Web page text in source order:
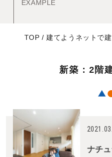
EXAMPLE
TOP /建てようネットで
新築：2階
ナチ